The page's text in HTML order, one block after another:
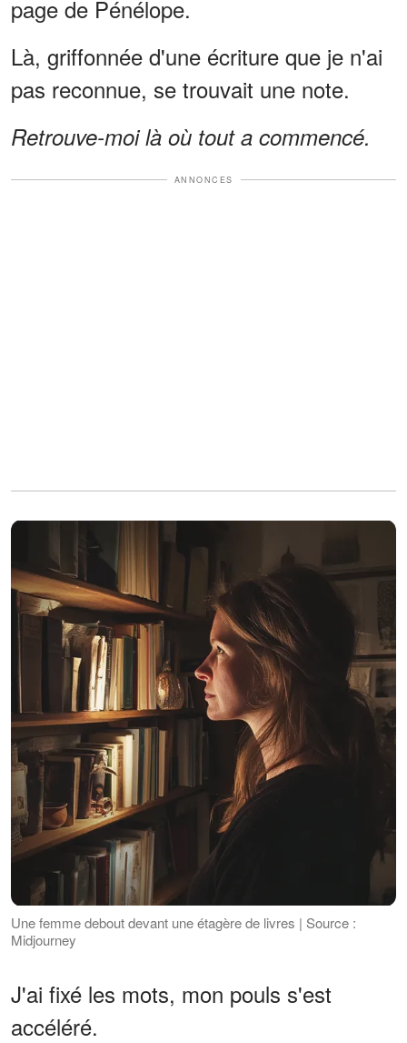
page de Pénélope.
Là, griffonnée d'une écriture que je n'ai
pas reconnue, se trouvait une note.
Retrouve-moi là où tout a commencé.
ANNONCES
Une femme debout devant une étagère de livres | Source :
Midjourney
J'ai fixé les mots, mon pouls s'est
accéléré.